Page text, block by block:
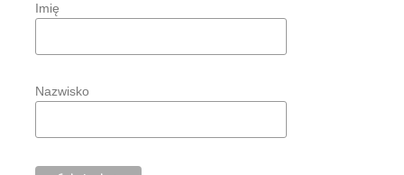
Imię
Nazwisko